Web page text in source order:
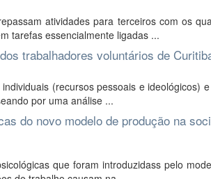
atividades para terceiros com os
tarefas essencialmente ligadas ...
trabalhadores voluntários de
(recursos pessoais e ideológicos)
por uma análise ...
do novo modelo de produção na
que foram introduzidass pelo